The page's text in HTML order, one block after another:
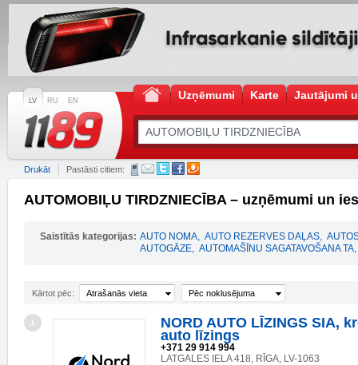
LV RU EN Uzņēmumi Karte Jautājumi
Drukāt Pastāsti citiem:
AUTOMOBIĻU TIRDZNIECĪBA – uzņēmumi un
Saistītās kategorijas: AUTO NOMA, AUTO REZERVES DAĻAS,
AUTOGĀZE, AUTOMAŠĪNU SAGATAVOŠANA TA,
Kārtot pēc: Atrašanās vieta Pēc noklusējuma
1
NORD AUTO LĪZINGS SIA,
auto līzings
+371 29 914 994
LATGALES IELA 418, RĪGA, LV-1063